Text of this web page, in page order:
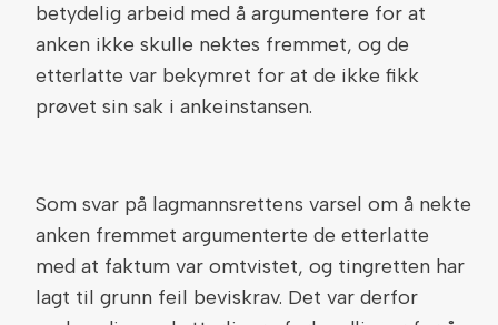
betydelig arbeid med å argumentere for at
anken ikke skulle nektes fremmet, og de
etterlatte var bekymret for at de ikke fikk
prøvet sin sak i ankeinstansen.
Som svar på lagmannsrettens varsel om å nekte
anken fremmet argumenterte de etterlatte
med at faktum var omtvistet, og tingretten har
lagt til grunn feil beviskrav. Det var derfor